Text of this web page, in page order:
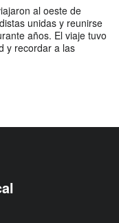
al oeste de
unidas y reunirse
años. El viaje tuvo
y recordar a las